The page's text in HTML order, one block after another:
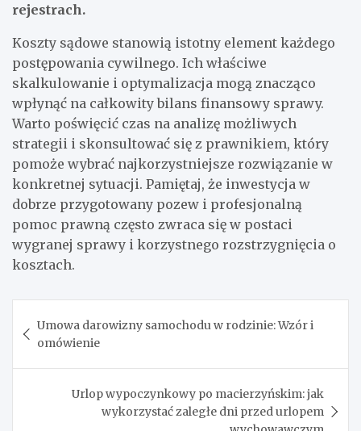
rejestrach.
Koszty sądowe stanowią istotny element każdego
postępowania cywilnego. Ich właściwe
skalkulowanie i optymalizacja mogą znacząco
wpłynąć na całkowity bilans finansowy sprawy.
Warto poświęcić czas na analizę możliwych
strategii i skonsultować się z prawnikiem, który
pomoże wybrać najkorzystniejsze rozwiązanie w
konkretnej sytuacji. Pamiętaj, że inwestycja w
dobrze przygotowany pozew i profesjonalną
pomoc prawną często zwraca się w postaci
wygranej sprawy i korzystnego rozstrzygnięcia o
kosztach.
wpisu
Umowa darowizny samochodu w rodzinie: Wzór i
omówienie
Urlop wypoczynkowy po macierzyńskim: jak
wykorzystać zaległe dni przed urlopem